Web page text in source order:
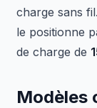
charge sans
le positionne
de charge de
Modèles